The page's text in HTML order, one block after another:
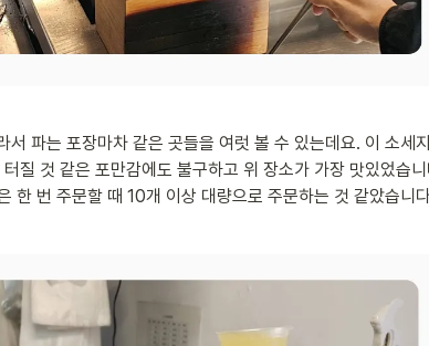
서 파는 포장마차 같은 곳들을 여럿 볼 수 있는데요. 이 소세
질 것 같은 포만감에도 불구하고 위 장소가 가장 맛있었습
한 번 주문할 때 10개 이상 대량으로 주문하는 것 같았습니